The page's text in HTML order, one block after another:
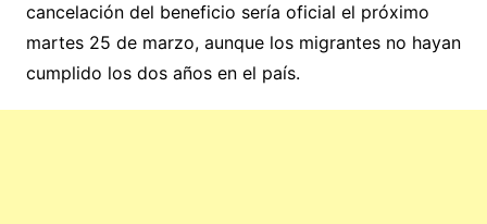
cancelación del beneficio sería oficial el próximo
martes 25 de marzo, aunque los migrantes no hayan
cumplido los dos años en el país.